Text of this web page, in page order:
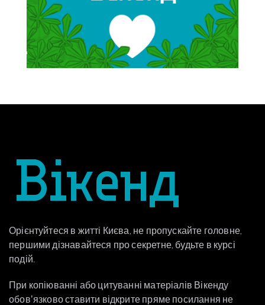
Орієнтуйтеся в житті Києва, не пропускайте головне,
першими дізнавайтеся про секретне, будьте в курсі
подій.
При копіюванні або цитуванні матеріалів Вікенду
обовʼязково ставити відкрите пряме посилання не